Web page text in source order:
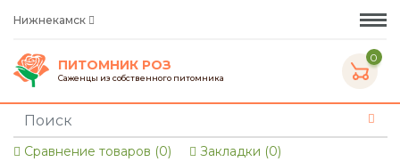
Нижнекамск
ПИТОМНИК РОЗ
Саженцы из собственного питомника
0
Сравнение товаров (0) Закладки (0)